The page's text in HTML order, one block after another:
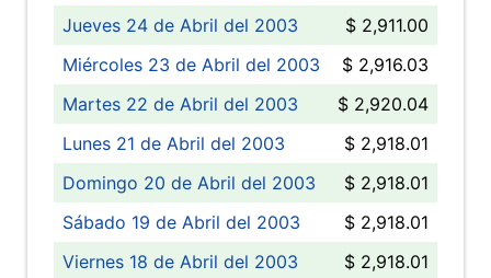
Jueves 24 de Abril del 2003
$ 2,911.00
Miércoles 23 de Abril del 2003
$ 2,916.03
Martes 22 de Abril del 2003
$ 2,920.04
Lunes 21 de Abril del 2003
$ 2,918.01
Domingo 20 de Abril del 2003
$ 2,918.01
Sábado 19 de Abril del 2003
$ 2,918.01
Viernes 18 de Abril del 2003
$ 2,918.01